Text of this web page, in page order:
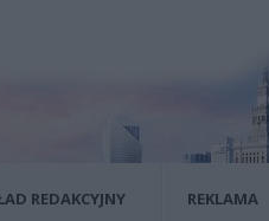
REDAKCYJNY REKLAMA